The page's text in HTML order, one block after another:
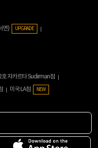
면) UPGRADE
호 자카르타 Sudirman점
미국 LA점 NEW